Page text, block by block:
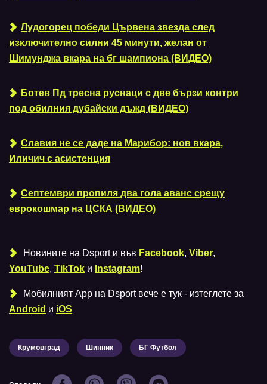
Лудогорец победи Цървена звезда след
изключително силни 45 минути, желан от
Шимунджа вкара на бг шампиона (ВИДЕО)
Ботев Пд тресна руснаци с две бързи контри
под обилния дубайски дъжд (ВИДЕО)
Славия не се даде на Марибор: нов вкара,
Иличич с асистенция
Септември пропиля два гола аванс срещу
еврокошмар на ЦСКА (ВИДЕО)
Новините на Dsport и във Facebook, Viber,
YouTube, TikTok и Instagram!
Мобилният Аpp на Dsport вече е тук - изтеглете за
Android и iOS
Крумовград Шинник БГ Футбол